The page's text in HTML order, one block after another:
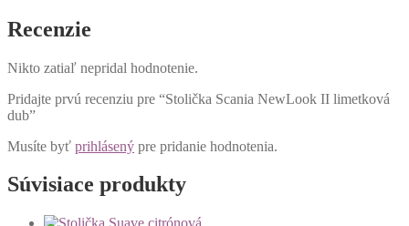
Recenzie
Nikto zatiaľ nepridal hodnotenie.
Pridajte prvú recenziu pre “Stolička Scania NewLook II limetková
dub”
Musíte byť prihlásený pre pridanie hodnotenia.
Súvisiace produkty